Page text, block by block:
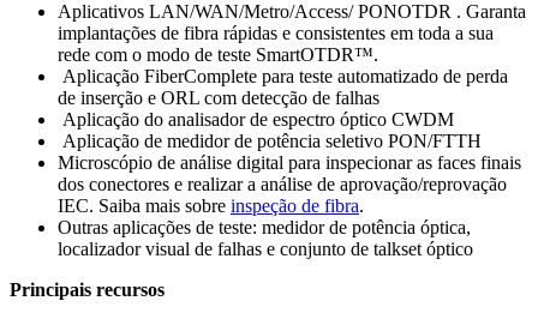
Aplicativos LAN/WAN/Metro/Access/ PONOTDR . Garanta
implantações de fibra rápidas e consistentes em toda a sua
rede com o modo de teste SmartOTDR™.
Aplicação FiberComplete para teste automatizado de perda
de inserção e ORL com detecção de falhas
Aplicação do analisador de espectro óptico CWDM
Aplicação de medidor de potência seletivo PON/FTTH
Microscópio de análise digital para inspecionar as faces finais
dos conectores e realizar a análise de aprovação/reprovação
IEC. Saiba mais sobre inspeção de fibra.
Outras aplicações de teste: medidor de potência óptica,
localizador visual de falhas e conjunto de talkset óptico
Principais recursos